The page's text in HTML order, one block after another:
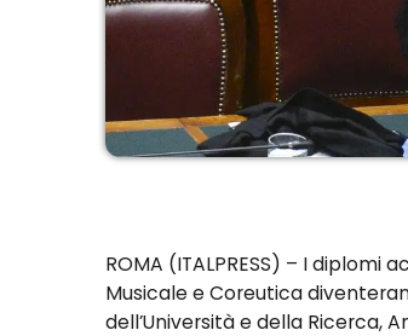
ROMA (ITALPRESS) – I
Musicale e Coreutica
dell’Università e della Ricerca,